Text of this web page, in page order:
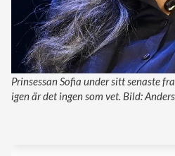
Prinsessan Sofia under sitt senaste
igen är det ingen som vet. Bild: